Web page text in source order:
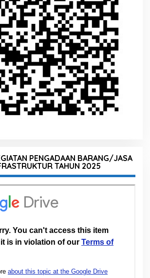
PENGADAAN BARANG/JASA
TAHUN 2025